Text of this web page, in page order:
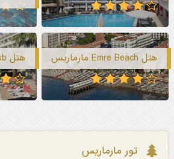
هتل Emre Beach مارماریس هتل Pineta Club مارماریس
تور مارماریس